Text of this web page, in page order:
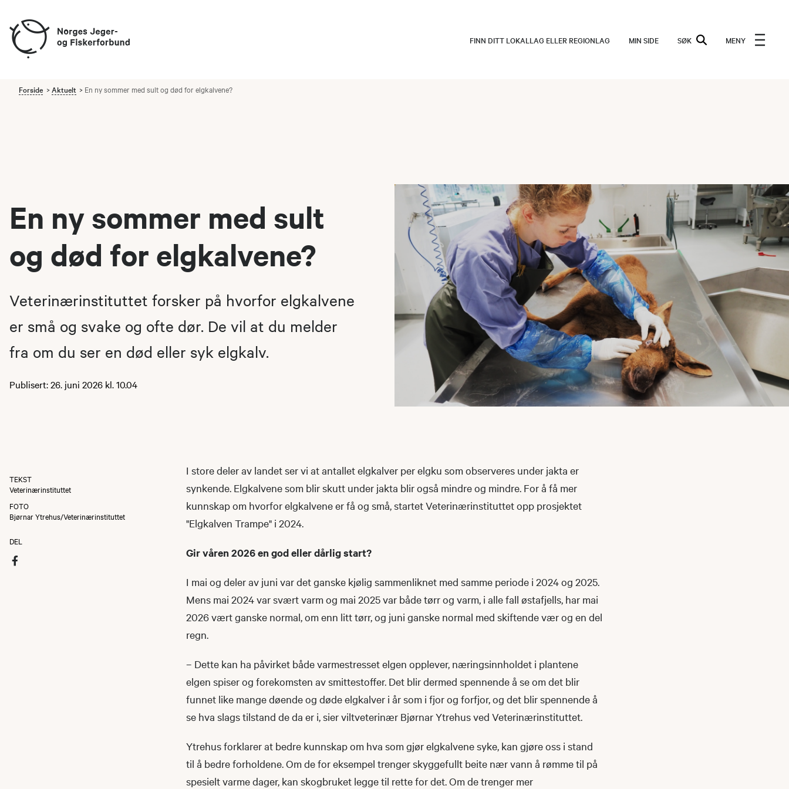
FINN DITT LOKALLAG ELLER REGIONLAG MIN SIDE SØK MENY
Forside Aktuelt En ny sommer med sult og død for elgkalvene?
En ny sommer med sult
og død for elgkalvene?
Veterinærinstituttet forsker på hvorfor elgkalvene
er små og svake og ofte dør. De vil at du melder
fra om du ser en død eller syk elgkalv.
Publisert: 26. juni 2026 kl. 10.04
TEKST
Veterinærinstituttet
FOTO
Bjørnar Ytrehus/Veterinærinstituttet
DEL
I store deler av landet ser vi at antallet elgkalver per elgku som observeres under jakta er
synkende. Elgkalvene som blir skutt under jakta blir også mindre og mindre. For å få mer
kunnskap om hvorfor elgkalvene er få og små, startet Veterinærinstituttet opp prosjektet
"Elgkalven Trampe" i 2024.
Gir våren 2026 en god eller dårlig start?
I mai og deler av juni var det ganske kjølig sammenliknet med samme periode i 2024 og 2025.
Mens mai 2024 var svært varm og mai 2025 var både tørr og varm, i alle fall østafjells, har mai
2026 vært ganske normal, om enn litt tørr, og juni ganske normal med skiftende vær og en del
regn.
– Dette kan ha påvirket både varmestresset elgen opplever, næringsinnholdet i plantene
elgen spiser og forekomsten av smittestoffer. Det blir dermed spennende å se om det blir
funnet like mange døende og døde elgkalver i år som i fjor og forfjor, og det blir spennende å
se hva slags tilstand de da er i, sier viltveterinær Bjørnar Ytrehus ved Veterinærinstituttet.
Ytrehus forklarer at bedre kunnskap om hva som gjør elgkalvene syke, kan gjøre oss i stand
til å bedre forholdene. Om de for eksempel trenger skyggefullt beite nær vann å rømme til på
spesielt varme dager, kan skogbruket legge til rette for det. Om de trenger mer